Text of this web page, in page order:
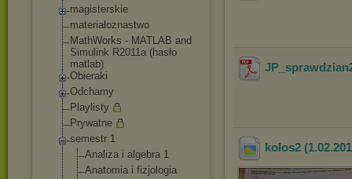
magisterskie
materiałoznastwo
MathWorks - MATLAB and
Simulink R2011a (hasło
matlab)
Obieraki
Odchamy
Playlisty
Prywatne
semestr 1
Analiza i algebra 1
Anatomia i fizjologia
kolos2